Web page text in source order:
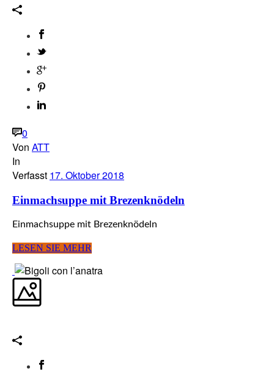
0
Von ATT
In
Verfasst 17. Oktober 2018
Einmachsuppe mit Brezenknödeln
Einmachsuppe mit Brezenknödeln
LESEN SIE MEHR